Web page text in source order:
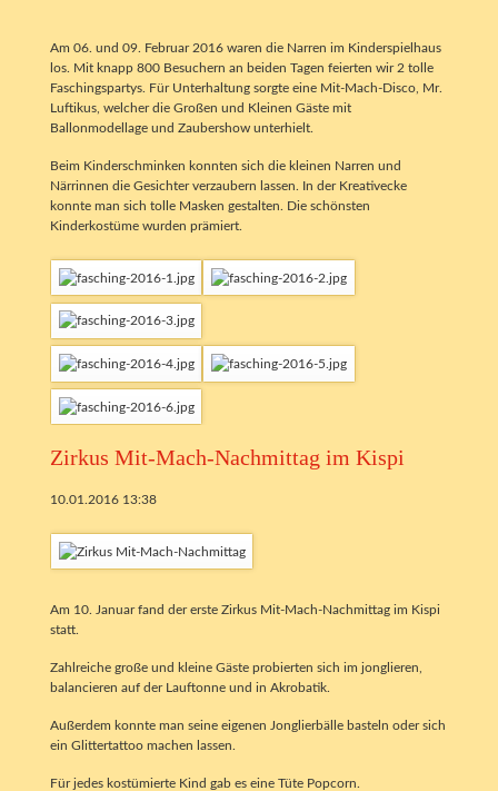
Am 06. und 09. Februar 2016 waren die Narren im Kinderspielhaus
los. Mit knapp 800 Besuchern an beiden Tagen feierten wir 2 tolle
Faschingspartys. Für Unterhaltung sorgte eine Mit-Mach-Disco, Mr.
Luftikus, welcher die Großen und Kleinen Gäste mit
Ballonmodellage und Zaubershow unterhielt.
Beim Kinderschminken konnten sich die kleinen Narren und
Närrinnen die Gesichter verzaubern lassen. In der Kreativecke
konnte man sich tolle Masken gestalten. Die schönsten
Kinderkostüme wurden prämiert.
Zirkus Mit-Mach-Nachmittag im Kispi
10.01.2016 13:38
Am 10. Januar fand der erste Zirkus Mit-Mach-Nachmittag im Kispi
statt.
Zahlreiche große und kleine Gäste probierten sich im jonglieren,
balancieren auf der Lauftonne und in Akrobatik.
Außerdem konnte man seine eigenen Jonglierbälle basteln oder sich
ein Glittertattoo machen lassen.
Für jedes kostümierte Kind gab es eine Tüte Popcorn.